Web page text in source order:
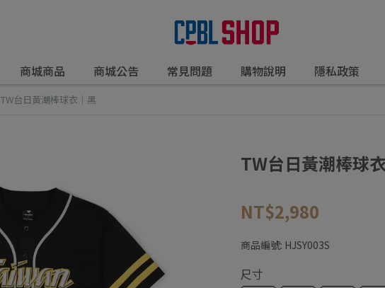
商城商品 商城公告 常見問題 購物說明 隱私政策
TW台日黃潮棒球衣｜黑
TW台日黃潮棒球
NT$2,980
商品編號: HJSY003S
尺寸